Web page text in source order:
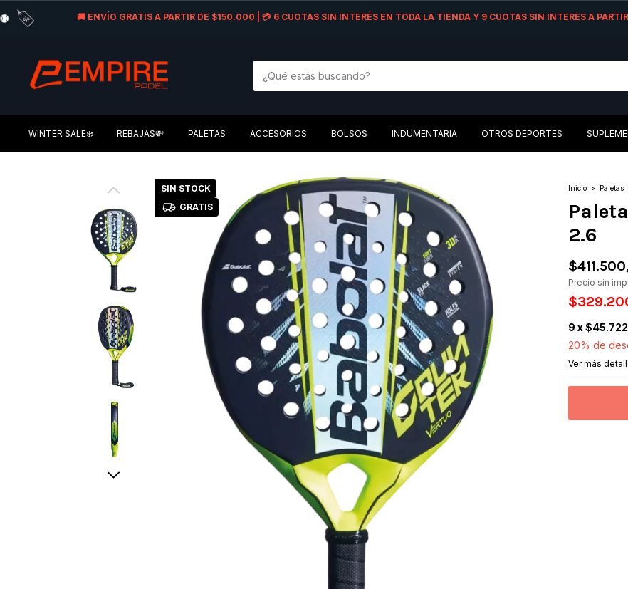
🚚 ENVÍO GRATIS A PARTIR DE $150.000 | 💳 6 CUOTAS SIN INTERÉS EN TODA LA TIENDA Y 9 CUOTAS SIN INTERES A
WINTER SALE❄️ REBAJAS💸 PALETAS ACCESORIOS BOLSOS INDUMENTARIA OTROS DEPORTES
SIN STOCK
GRATIS
Inicio > Paletas
2.6
Precio sin
9 x
20% de
Ver más